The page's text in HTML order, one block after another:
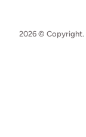
2026 © Copyright.